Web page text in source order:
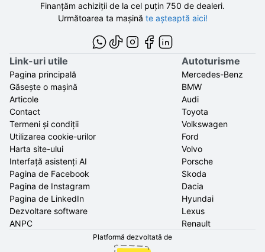
Finanțăm achiziții de la cel puțin 750 de dealeri.
Următoarea ta mașină te așteaptă aici!
Link-uri utile
Pagina principală
Găsește o mașină
Articole
Contact
Termeni și condiții
Utilizarea cookie-urilor
Harta site-ului
Interfață asistenți AI
Pagina de Facebook
Pagina de Instagram
Pagina de LinkedIn
Dezvoltare software
ANPC
Autoturisme
Mercedes-Benz
BMW
Audi
Toyota
Volkswagen
Ford
Volvo
Porsche
Skoda
Dacia
Hyundai
Lexus
Renault
Platformă dezvoltată de